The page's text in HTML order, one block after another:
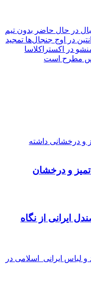
در حال حاضر بدون تیم
در اوج جنجال‌ها تمجید
در اکستراکلاسا
مطرح است
و درخشان
ایرانی از نگاه